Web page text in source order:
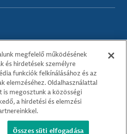
All Rights Reserved.
megfelelő működésének
és hirdetések személyre
funkciók felkínálásához és az
elemzéséhez. Oldalhasználattal
megosztunk a közösségi
a hirdetési és elemzési
Összes süti elfogadása